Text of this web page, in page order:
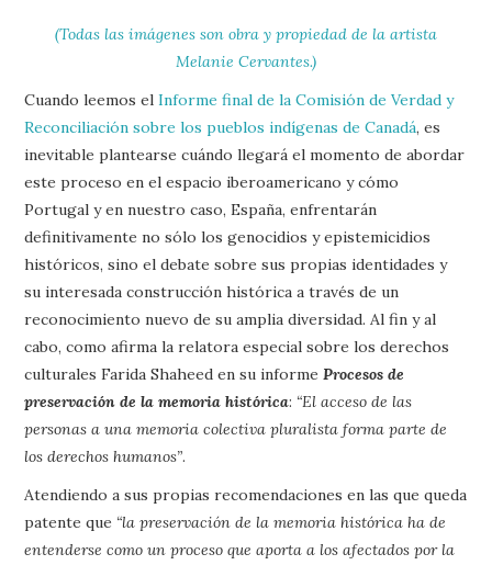
(Todas las imágenes son obra y propiedad de la artista
Melanie Cervantes.)
Cuando leemos elInforme final de la Comisión de Verdad y
Reconciliación sobre los pueblos indígenas de Canadá, es
inevitable plantearse cuándo llegará el momento de abordar
este proceso en el espacio iberoamericano y cómo
Portugal y en nuestro caso, España, enfrentarán
definitivamente no sólo los genocidios y epistemicidios
históricos, sino el debate sobre sus propias identidades y
su interesada construcción histórica a través de un
reconocimiento nuevo de su amplia diversidad. Al fin y al
cabo, como afirma la relatora especial sobre los derechos
culturales Farida Shaheed en su informe Procesos de
preservación de la memoria histórica: “El acceso de las
personas a una memoria colectiva pluralista forma parte de
los derechos humanos”.
Atendiendo a sus propias recomendaciones en las que queda
patente que “la preservación de la memoria histórica ha de
entenderse como un proceso que aporta a los afectados por la